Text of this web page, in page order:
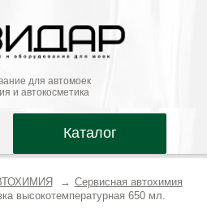
для автомоек
и автокосметика
Каталог
Сервисная автохимия
высокотемпературная 650 мл.